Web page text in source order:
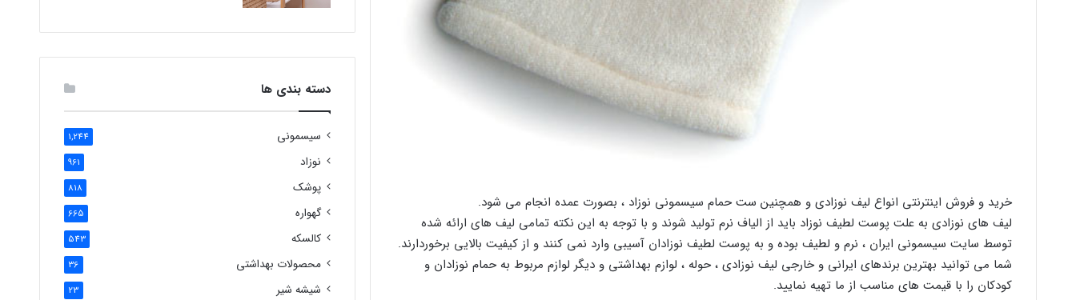
خرید و فروش اینترنتی انواع لیف نوزادی و همچنین ست حمام سیسمونی نوزاد ، بصورت عمده انجام می شود.
لیف های نوزادی به علت پوست لطیف نوزاد باید از الیاف نرم تولید شوند و با توجه به این نکته تمامی لیف های ارائه شده
توسط سایت سیسمونی ایران ، نرم و لطیف بوده و به پوست لطیف نوزادان آسیبی وارد نمی کنند و از کیفیت بالایی برخوردارند.
شما می توانید بهترین برندهای ایرانی و خارجی لیف نوزادی ، حوله ، لوازم بهداشتی و دیگر لوازم مربوط به حمام نوزادان و
کودکان را با قیمت های مناسب از ما تهیه نمایید.
دسته بندی ها
سیسمونی 1,244
نوزاد 961
پوشک 818
گهواره 665
کالسکه 543
محصولات بهداشتی 36
شیشه شیر 23